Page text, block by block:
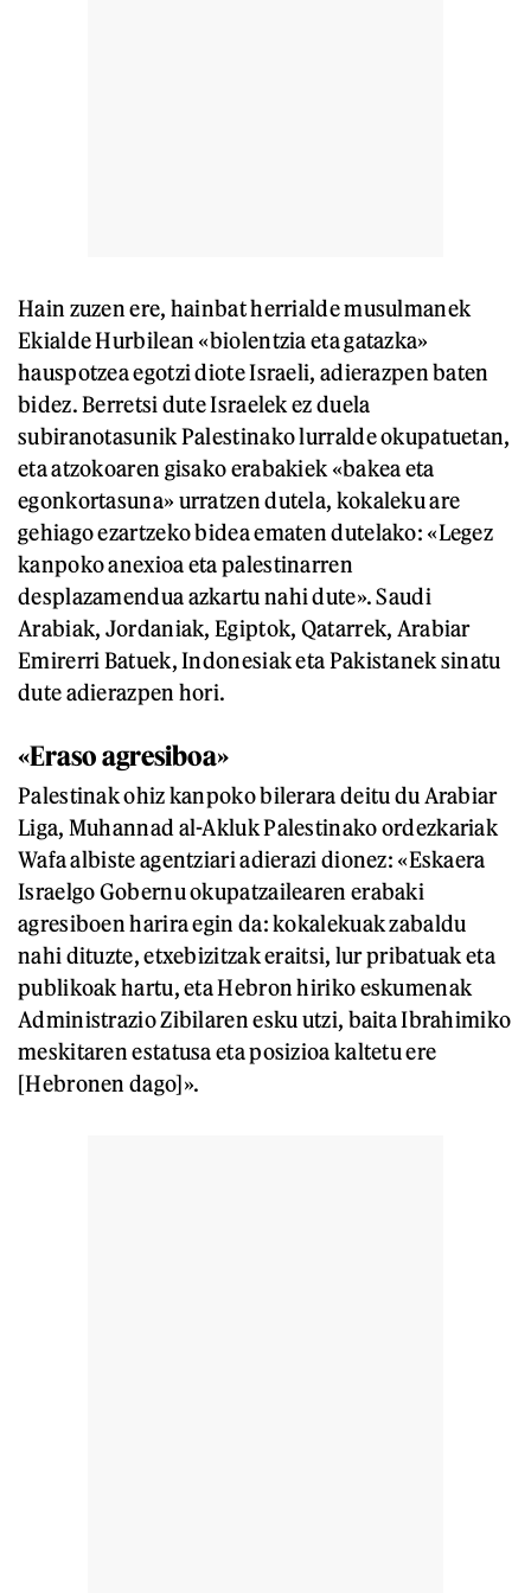
Hain zuzen ere, hainbat herrialde musulmanek
Ekialde Hurbilean «biolentzia eta gatazka»
hauspotzea egotzi diote Israeli, adierazpen baten
bidez. Berretsi dute Israelek ez duela
subiranotasunik Palestinako lurralde okupatuetan,
eta atzokoaren gisako erabakiek «bakea eta
egonkortasuna» urratzen dutela, kokaleku are
gehiago ezartzeko bidea ematen dutelako: «Legez
kanpoko anexioa eta palestinarren
desplazamendua azkartu nahi dute». Saudi
Arabiak, Jordaniak, Egiptok, Qatarrek, Arabiar
Emirerri Batuek, Indonesiak eta Pakistanek sinatu
dute adierazpen hori.
«Eraso agresiboa»
Palestinak ohiz kanpoko bilerara deitu du Arabiar
Liga, Muhannad al-Akluk Palestinako ordezkariak
Wafa albiste agentziari adierazi dionez: «Eskaera
Israelgo Gobernu okupatzailearen erabaki
agresiboen harira egin da: kokalekuak zabaldu
nahi dituzte, etxebizitzak eraitsi, lur pribatuak eta
publikoak hartu, eta Hebron hiriko eskumenak
Administrazio Zibilaren esku utzi, baita Ibrahimiko
meskitaren estatusa eta posizioa kaltetu ere
[Hebronen dago]».